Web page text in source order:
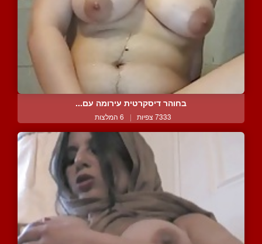
בחוהר דיסקרטית עירומה עם...
7333 צפיות | 6 המלצות